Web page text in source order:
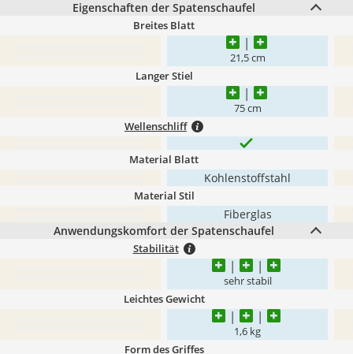
Eigenschaften der Spatenschaufel
Breites Blatt
21,5 cm
Langer Stiel
75 cm
Wellenschliff
Material Blatt
Kohlenstoffstahl
Material Stil
Fiberglas
Anwendungskomfort der Spatenschaufel
Stabilität
sehr stabil
Leichtes Gewicht
1,6 kg
Form des Griffes